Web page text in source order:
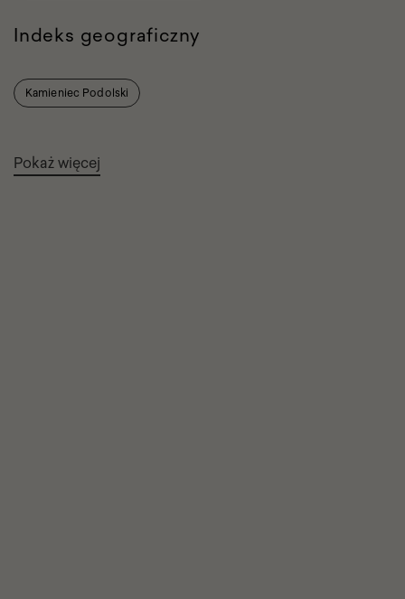
Indeks geograficzny
Kamieniec Podolski
Pokaż więcej